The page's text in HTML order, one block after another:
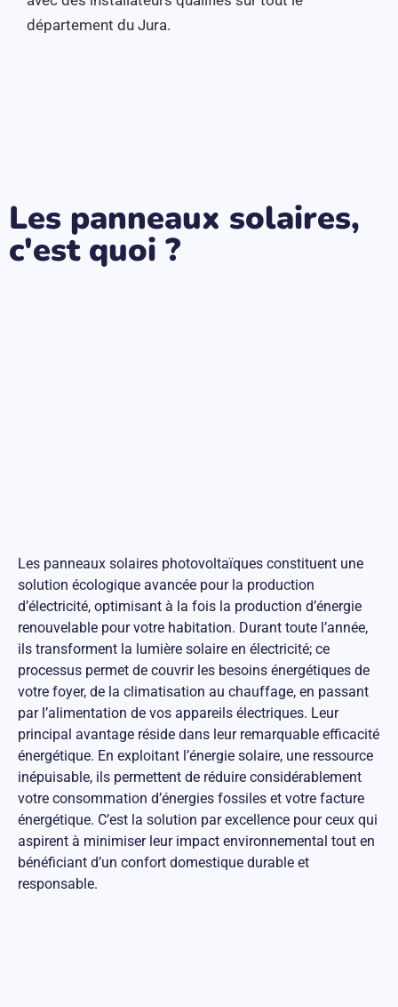
département du Jura.
Les panneaux solaires,
c'est quoi ?
Les panneaux solaires photovoltaïques constituent une
solution écologique avancée pour la production
d’électricité, optimisant à la fois la production d’énergie
renouvelable pour votre habitation. Durant toute l’année,
ils transforment la lumière solaire en électricité; ce
processus permet de couvrir les besoins énergétiques de
votre foyer, de la climatisation au chauffage, en passant
par l’alimentation de vos appareils électriques. Leur
principal avantage réside dans leur remarquable efficacité
énergétique. En exploitant l’énergie solaire, une ressource
inépuisable, ils permettent de réduire considérablement
votre consommation d’énergies fossiles et votre facture
énergétique. C’est la solution par excellence pour ceux qui
aspirent à minimiser leur impact environnemental tout en
bénéficiant d’un confort domestique durable et
responsable.